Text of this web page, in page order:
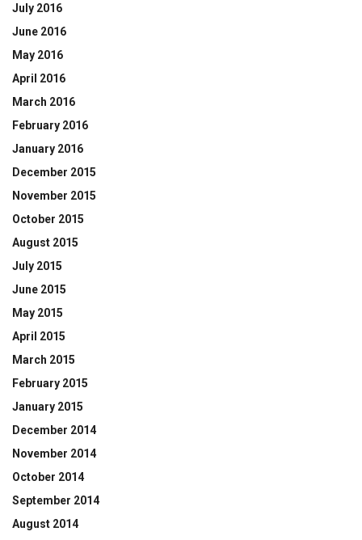
July 2016
June 2016
May 2016
April 2016
March 2016
February 2016
January 2016
December 2015
November 2015
October 2015
August 2015
July 2015
June 2015
May 2015
April 2015
March 2015
February 2015
January 2015
December 2014
November 2014
October 2014
September 2014
August 2014